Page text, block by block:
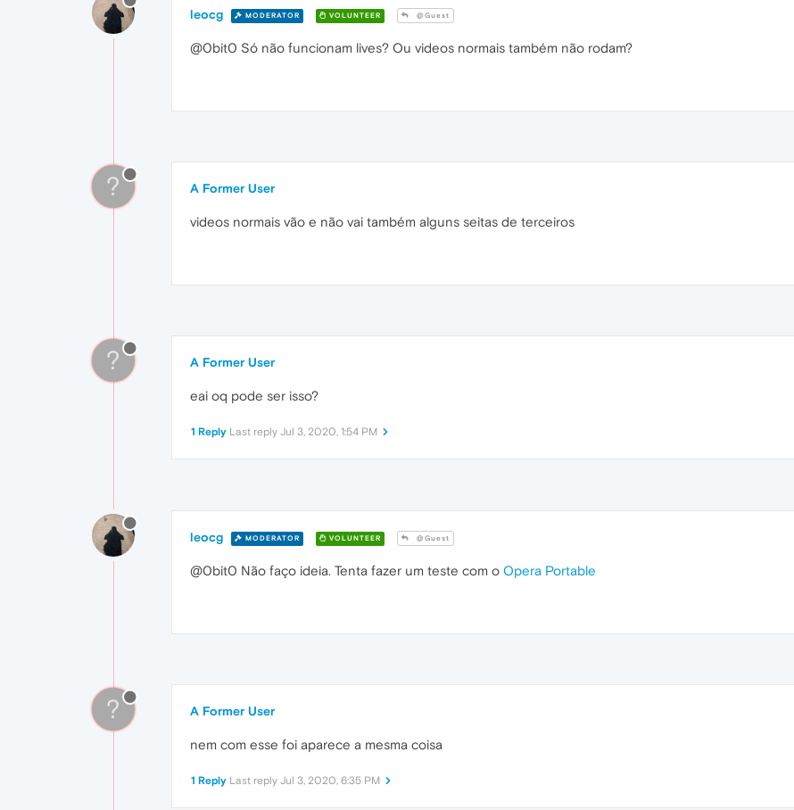
leocg MODERATOR VOLUNTEER @Guest
@0bit0 Só não funcionam lives? Ou videos normais também não rodam?
? A Former User
videos normais vão e não vai também alguns seitas de terceiros
? A Former User
eai oq pode ser isso?
1 Reply Last reply Jul 3, 2020, 1:54 PM
leocg MODERATOR VOLUNTEER @Guest
@0bit0 Não faço ideia. Tenta fazer um teste com o Opera Portable
? A Former User
nem com esse foi aparece a mesma coisa
1 Reply Last reply Jul 3, 2020, 6:35 PM